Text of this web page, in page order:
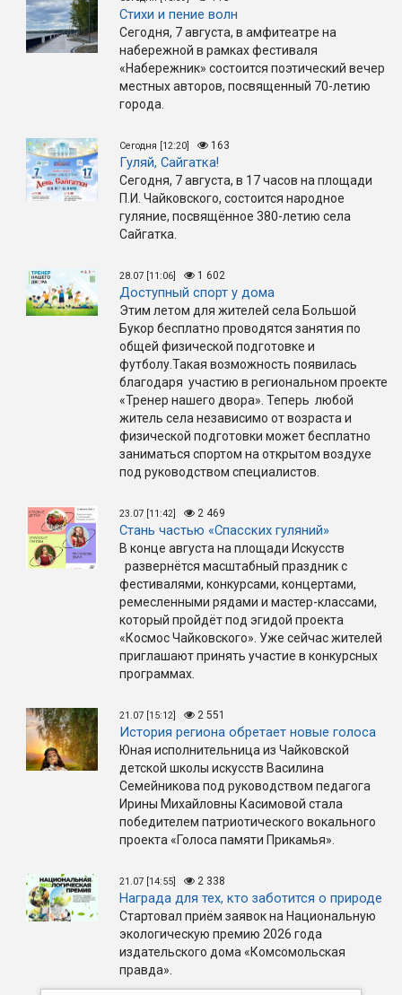
Стихи и пение волн
Сегодня, 7 августа, в амфитеатре на
набережной в рамках фестиваля
«Набережник» состоится поэтический вечер
местных авторов, посвященный 70-летию
города.
Сегодня [12:20] 163
Гуляй, Сайгатка!
Сегодня, 7 августа, в 17 часов на площади
П.И. Чайковского, состоится народное
гуляние, посвящённое 380-летию села
Сайгатка.
28.07 [11:06] 1 602
Доступный спорт у дома
Этим летом для жителей села Большой
Букор бесплатно проводятся занятия по
общей физической подготовке и
футболу.Такая возможность появилась
благодаря участию в региональном проекте
«Тренер нашего двора». Теперь любой
житель села независимо от возраста и
физической подготовки может бесплатно
заниматься спортом на открытом воздухе
под руководством специалистов.
23.07 [11:42] 2 469
Стань частью «Спасских гуляний»
В конце августа на площади Искусств
развернётся масштабный праздник с
фестивалями, конкурсами, концертами,
ремесленными рядами и мастер-классами,
который пройдёт под эгидой проекта
«Космос Чайковского». Уже сейчас жителей
приглашают принять участие в конкурсных
программах.
21.07 [15:12] 2 551
История региона обретает новые голоса
Юная исполнительница из Чайковской
детской школы искусств Василина
Семейникова под руководством педагога
Ирины Михайловны Касимовой стала
победителем патриотического вокального
проекта «Голоса памяти Прикамья».
21.07 [14:55] 2 338
Награда для тех, кто заботится о природе
Стартовал приём заявок на Национальную
экологическую премию 2026 года
издательского дома «Комсомольская
правда».